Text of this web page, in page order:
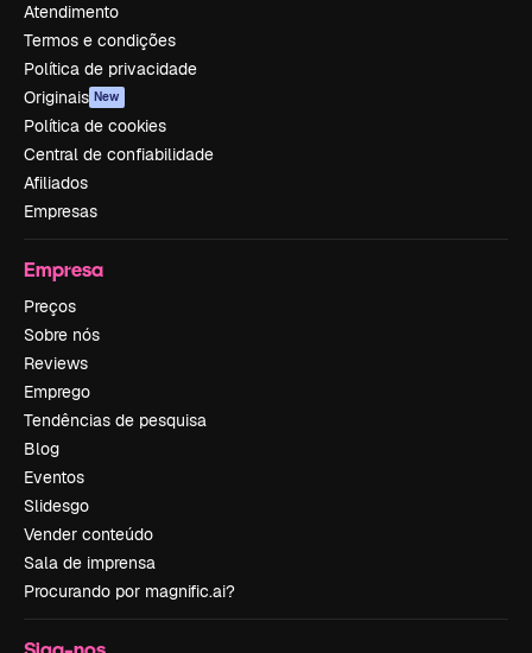
Atendimento
Termos e condições
Política de privacidade
Originais New
Política de cookies
Central de confiabilidade
Afiliados
Empresas
Empresa
Preços
Sobre nós
Reviews
Emprego
Tendências de pesquisa
Blog
Eventos
Slidesgo
Vender conteúdo
Sala de imprensa
Procurando por magnific.ai?